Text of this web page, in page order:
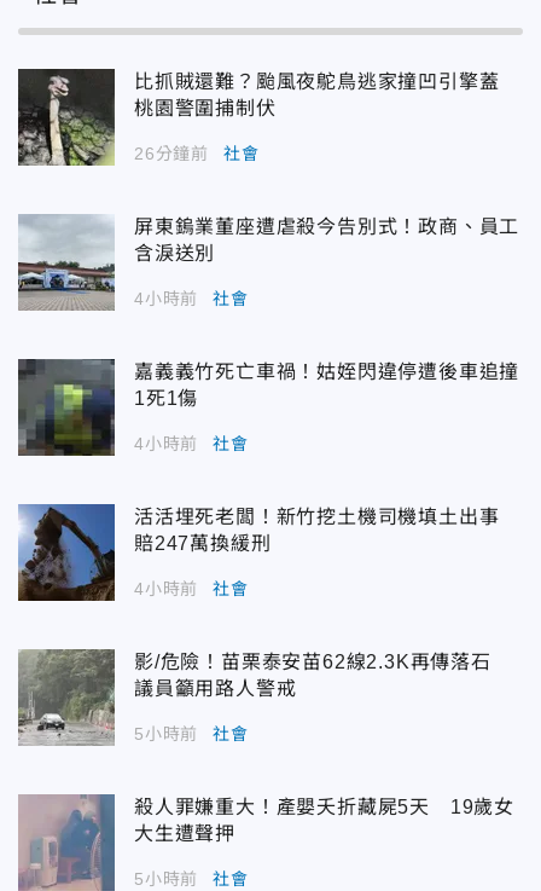
比抓賊還難？颱風夜鴕鳥逃家撞凹引擎蓋
桃園警圍捕制伏
26分鐘前 社會
屏東鎢業董座遭虐殺今告別式！政商、員工
含淚送別
4小時前 社會
嘉義義竹死亡車禍！姑姪閃違停遭後車追撞
1死1傷
4小時前 社會
活活埋死老闆！新竹挖土機司機填土出事
賠247萬換緩刑
4小時前 社會
影/危險！苗栗泰安苗62線2.3K再傳落石
議員籲用路人警戒
5小時前 社會
殺人罪嫌重大！產嬰夭折藏屍5天 19歲女
大生遭聲押
5小時前 社會